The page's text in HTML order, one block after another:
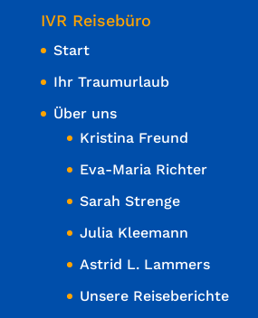
IVR Reisebüro
Start
Ihr Traumurlaub
Über uns
Kristina Freund
Eva-Maria Richter
Sarah Strenge
Julia Kleemann
Astrid L. Lammers
Unsere Reiseberichte